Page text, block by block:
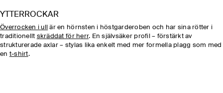
YTTERROCKAR
Överrocken i ull
är en hörnsten i höstgarderoben och har sina rötter i
traditionellt skräddat för herr. En självsäker profil – förstärkt av
strukturerade axlar – stylas lika enkelt med mer formella plagg som med
en t-shirt.